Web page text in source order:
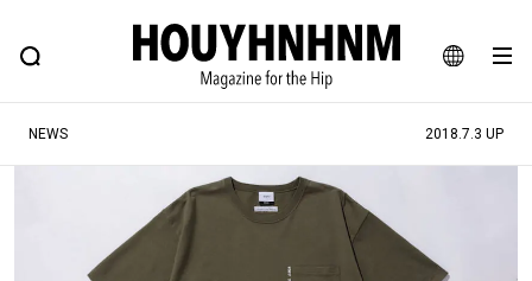
JA
EN
FEATURE BLOG SNAP
ヒップなファッション、カルチャー、ライフスタイルWEBマガジン
#SHOPPING ADDICT
NEWS 2018.7.3 UP